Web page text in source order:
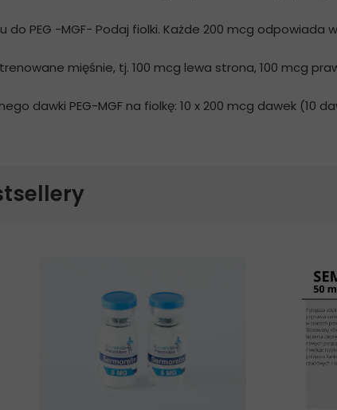
PEG -MGF- Podaj fiolki. Każde 200 mcg odpowiada
mięśnie, tj. 100 mcg lewa strona, 100 mcg
dawki PEG-MGF na fiolkę: 10 x 200 mcg dawek (10